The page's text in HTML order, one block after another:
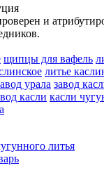
и
щипцы для вафель
литье
урала завод
касли касли
литья